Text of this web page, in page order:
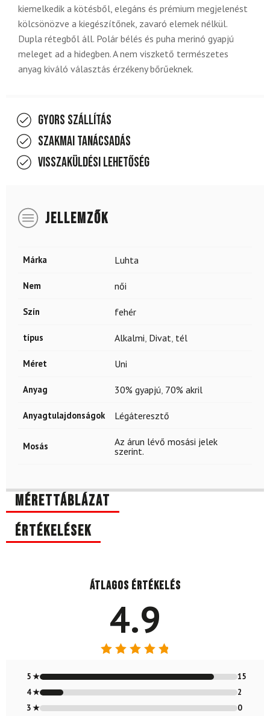
kiemelkedik a kötésből, elegáns és prémium megjelenést
kölcsönözve a kiegészítőnek, zavaró elemek nélkül.
Dupla rétegből áll. Polár bélés és puha merinó gyapjú
meleget ad a hidegben. A nem viszkető természetes
anyag kiváló választás érzékeny bőrűeknek.
Gyors szállítás
Szakmai tanácsadás
Visszaküldési lehetőség
JELLEMZŐK
Márka Luhta
Nem női
Szín fehér
típus Alkalmi Divat tél
Méret Uni
Anyag 30% gyapjú 70% akril
Anyagtulajdonságok Légáteresztő
Mosás
Az árun lévő mosási jelek
szerint.
Mérettáblázat
Értékelések
Átlagos értékelés
4.9
4.88/ 5
5 ★
15
4 ★
2
3 ★
0